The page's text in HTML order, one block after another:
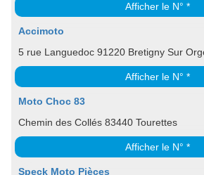
Afficher le N° *
Accimoto
5 rue Languedoc 91220 Bretigny Sur
Afficher le N° *
Moto Choc 83
Chemin des Collés 83440 Tourettes
Afficher le N° *
Speck Moto Pièces